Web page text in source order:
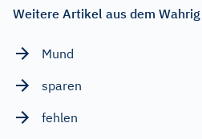
Weitere Artikel aus dem
Mund
sparen
fehlen